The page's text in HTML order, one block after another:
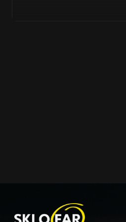
як це часто пропонують
заощадити та придбати